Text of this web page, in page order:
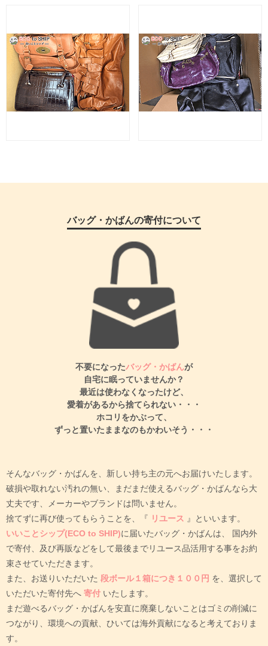
バッグ・かばんの寄付について
不要になったバッグ・かばんが
自宅に眠っていませんか？
最近は使わなくなったけど、
愛着があるから捨てられない・・・
ホコリをかぶって、
ずっと置いたままなのもかわいそう・・・
そんなバッグ・かばんを、新しい持ち主の元へお届けいたします。
破損や取れない汚れの無い、まだまだ使えるバッグ・かばんなら大
丈夫です、メーカーやブランドは問いません。
捨てずに再び使ってもらうことを、『 リユース 』といいます。
いいことシップ(ECO to SHIP)に届いたバッグ・かばんは、
国内外
で寄付、及び再販などをして最後までリユース品活用する事をお約
束させていただきます。
また、お送りいただいた 段ボール１箱につき１００円 を、選択して
いただいた寄付先へ 寄付 いたします。
まだ遊べるバッグ・かばんを安直に廃棄しないことはゴミの削減に
つながり、環境への貢献、ひいては海外貢献になると考えておりま
す。